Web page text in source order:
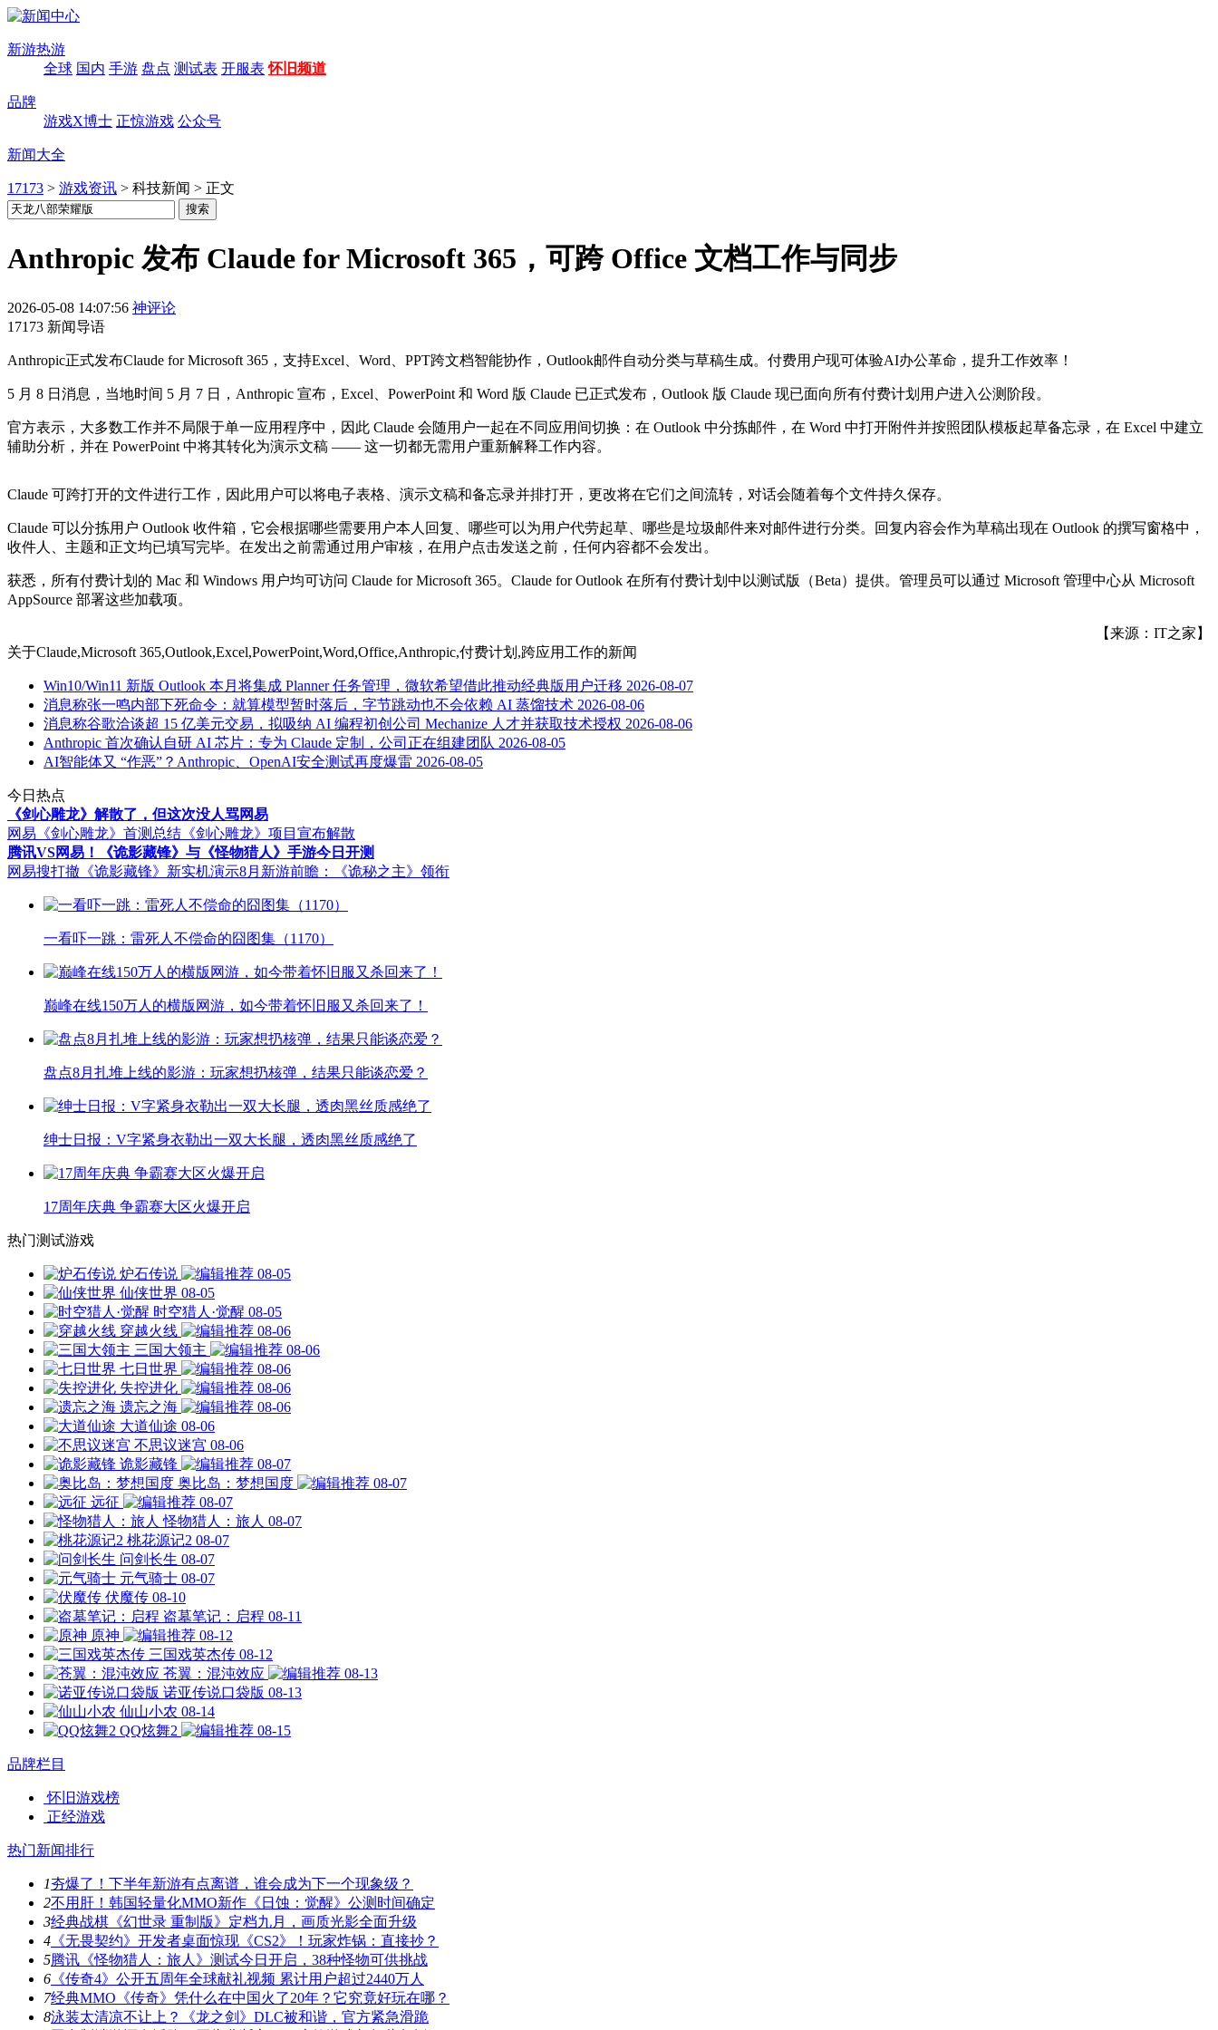
新游热游
全球 国内 手游 盘点 测试表 开服表 怀旧频道
品牌
游戏X博士 正惊游戏 公众号
新闻大全
17173 > 游戏资讯 > 科技新闻 > 正文
Anthropic 发布 Claude for Microsoft 365，可跨 Office 文档工作与同步
2026-05-08 14:07:56 神评论
17173 新闻导语
Anthropic正式发布Claude for Microsoft 365，支持Excel、Word、PPT跨文档智能协作，Outlook邮件自动分类与草稿生成。付费用户现可体验AI办公革命，提升工作效率！
5 月 8 日消息，当地时间 5 月 7 日，Anthropic 宣布，Excel、PowerPoint 和 Word 版 Claude 已正式发布，Outlook 版 Claude 现已面向所有付费计划用户进入公测阶段。
官方表示，大多数工作并不局限于单一应用程序中，因此 Claude 会随用户一起在不同应用间切换：在 Outlook 中分拣邮件，在 Word 中打开附件并按照团队模板起草备忘录，在 Excel 中建立
辅助分析，并在 PowerPoint 中将其转化为演示文稿 —— 这一切都无需用户重新解释工作内容。
Claude 可跨打开的文件进行工作，因此用户可以将电子表格、演示文稿和备忘录并排打开，更改将在它们之间流转，对话会随着每个文件持久保存。
Claude 可以分拣用户 Outlook 收件箱，它会根据哪些需要用户本人回复、哪些可以为用户代劳起草、哪些是垃圾邮件来对邮件进行分类。回复内容会作为草稿出现在 Outlook 的撰写窗格中，
收件人、主题和正文均已填写完毕。在发出之前需通过用户审核，在用户点击发送之前，任何内容都不会发出。
获悉，所有付费计划的 Mac 和 Windows 用户均可访问 Claude for Microsoft 365。Claude for Outlook 在所有付费计划中以测试版（Beta）提供。管理员可以通过 Microsoft 管理中心从 Microsoft
AppSource 部署这些加载项。
【来源：IT之家】
关于Claude,Microsoft 365,Outlook,Excel,PowerPoint,Word,Office,Anthropic,付费计划,跨应用工作的新闻
Win10/Win11 新版 Outlook 本月将集成 Planner 任务管理，微软希望借此推动经典版用户迁移 2026-08-07
消息称张一鸣内部下死命令：就算模型暂时落后，字节跳动也不会依赖 AI 蒸馏技术 2026-08-06
消息称谷歌洽谈超 15 亿美元交易，拟吸纳 AI 编程初创公司 Mechanize 人才并获取技术授权 2026-08-06
Anthropic 首次确认自研 AI 芯片：专为 Claude 定制，公司正在组建团队 2026-08-05
AI智能体又 “作恶”？Anthropic、OpenAI安全测试再度爆雷 2026-08-05
今日热点
《剑心雕龙》解散了，但这次没人骂网易
网易《剑心雕龙》首测总结 《剑心雕龙》项目宣布解散
腾讯VS网易！《诡影藏锋》与《怪物猎人》手游今日开测
网易搜打撤《诡影藏锋》新实机演示8月新游前瞻：《诡秘之主》领衔
一看吓一跳：雷死人不偿命的囧图集（1170）
巅峰在线150万人的横版网游，如今带着怀旧服又杀回来了！
盘点8月扎堆上线的影游：玩家想扔核弹，结果只能谈恋爱？
绅士日报：V字紧身衣勒出一双大长腿，透肉黑丝质感绝了
17周年庆典 争霸赛大区火爆开启
热门测试游戏
炉石传说
08-05
仙侠世界 08-05
时空猎人·觉醒 08-05
穿越火线
08-06
三国大领主
08-06
七日世界
08-06
失控进化
08-06
遗忘之海
08-06
大道仙途 08-06
不思议迷宫 08-06
诡影藏锋
08-07
奥比岛：梦想国度
08-07
远征
08-07
怪物猎人：旅人 08-07
桃花源记2 08-07
问剑长生 08-07
元气骑士 08-07
伏魔传 08-10
盗墓笔记：启程 08-11
原神
08-12
三国戏英杰传 08-12
苍翼：混沌效应
08-13
诺亚传说口袋版 08-13
仙山小农 08-14
QQ炫舞2
08-15
品牌栏目
怀旧游戏榜
正经游戏
热门新闻排行
1夯爆了！下半年新游有点离谱，谁会成为下一个现象级？
2不用肝！韩国轻量化MMO新作《日蚀：觉醒》公测时间确定
3经典战棋《幻世录 重制版》定档九月，画质光影全面升级
4 《无畏契约》开发者桌面惊现《CS2》！玩家炸锅：直接抄？
5腾讯《怪物猎人：旅人》测试今日开启，38种怪物可供挑战
6 《传奇4》公开五周年全球献礼视频 累计用户超过2440万人
7经典MMO《传奇》凭什么在中国火了20年？它究竟好玩在哪？
8泳装太清凉不让上？《龙之剑》DLC被和谐，官方紧急滑跪